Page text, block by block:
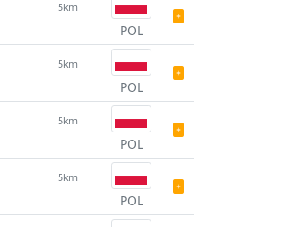
5km
POL
5km
POL
5km
POL
5km
POL